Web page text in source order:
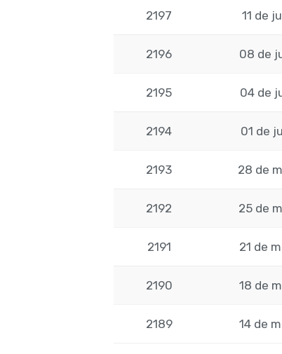
2197 11 de
2196 08 de
2195 04 de
2194 01 de
2193 28 de
2192 25 de
2191 21 de
2190 18 de
2189 14 de